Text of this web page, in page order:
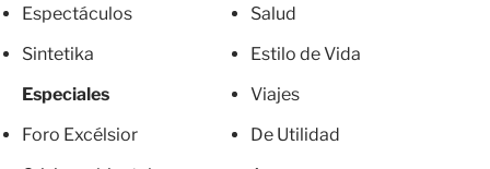
Espectáculos
Sintetika
Especiales
Foro Excélsior
Salud
Estilo de Vida
Viajes
De Utilidad